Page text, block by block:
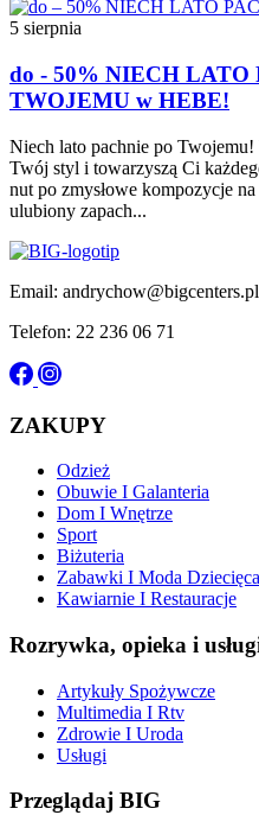
5 sierpnia
do - 50% NIECH LATO
TWOJEMU w HEBE!
Niech lato pachnie po
Twój styl i towarzyszą Ci
nut po zmysłowe kompozycje
ulubiony zapach...
Email: andrychow@bigcenters.pl
Telefon: 22 236 06 71
ZAKUPY
Odzież
Obuwie I Galanteria
Dom I Wnętrze
Sport
Biżuteria
Zabawki I Moda Dziecięca
Kawiarnie I Restauracje
Rozrywka, opieka i
Artykuły Spożywcze
Multimedia I Rtv
Zdrowie I Uroda
Usługi
Przeglądaj BIG